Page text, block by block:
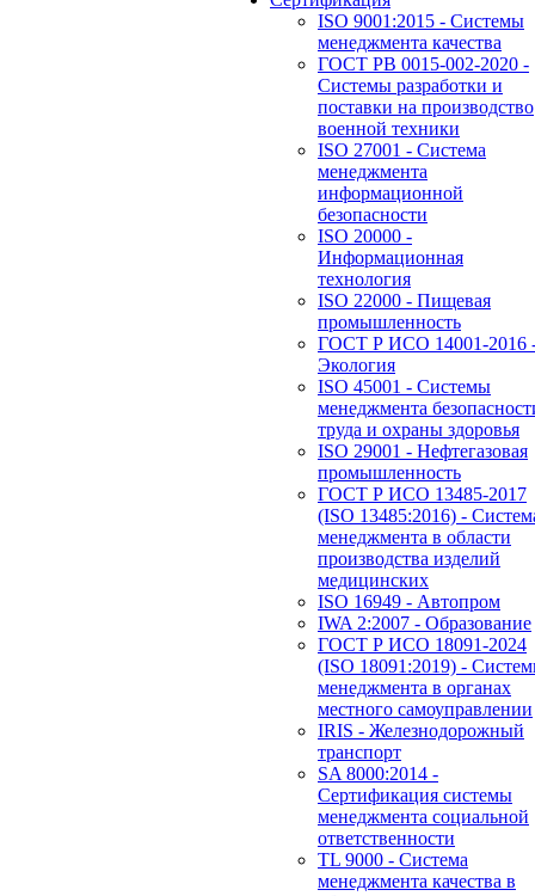
ISO 9001:2015 - Системы
менеджмента качества
ГОСТ РВ 0015-002-2020 -
Системы разработки и
поставки на производство
военной техники
ISO 27001 - Система
менеджмента
информационной
безопасности
ISO 20000 -
Информационная
технология
ISO 22000 - Пищевая
промышленность
ГОСТ Р ИСО 14001-2016
Экология
ISO 45001 - Системы
менеджмента
труда и охраны здоровья
ISO 29001 - Нефтегазовая
промышленность
ГОСТ Р ИСО 13485-2017
(ISO 13485:2016) -
менеджмента в области
производства изделий
медицинских
ISO 16949 - Автопром
IWA 2:2007 - Образование
ГОСТ Р ИСО 18091-2024
(ISO 18091:2019) -
менеджмента в органах
местного самоуправлении
IRIS - Железнодорожный
транспорт
SA 8000:2014 -
Сертификация системы
менеджмента социальной
ответственности
TL 9000 - Система
менеджмента качества в